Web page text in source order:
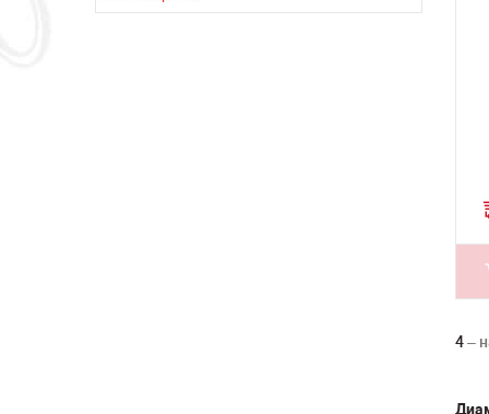
4–